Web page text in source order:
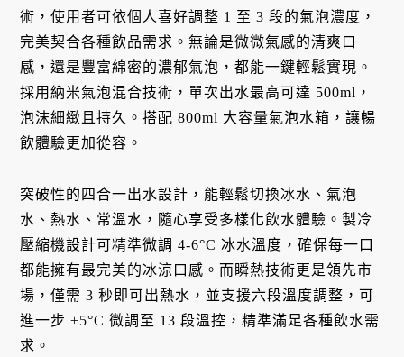
術，使用者可依個人喜好調整 1 至 3 段的氣泡濃度，
完美契合各種飲品需求。無論是微微氣感的清爽口
感，還是豐富綿密的濃郁氣泡，都能一鍵輕鬆實現。
採用納米氣泡混合技術，單次出水最高可達 500ml，
泡沫細緻且持久。搭配 800ml 大容量氣泡水箱，讓暢
飲體驗更加從容。
突破性的四合一出水設計，能輕鬆切換冰水、氣泡
水、熱水、常溫水，隨心享受多樣化飲水體驗。製冷
壓縮機設計可精準微調 4-6°C 冰水溫度，確保每一口
都能擁有最完美的冰涼口感。而瞬熱技術更是領先市
場，僅需 3 秒即可出熱水，並支援六段溫度調整，可
進一步 ±5°C 微調至 13 段溫控，精準滿足各種飲水需
求。